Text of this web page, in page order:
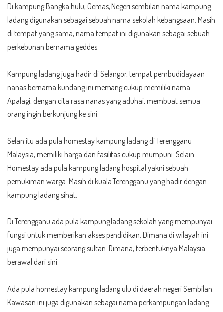
Di kampung Bangka hulu, Gemas, Negeri sembilan nama kampung
ladang digunakan sebagai sebuah nama sekolah kebangsaan. Masih
di tempat yang sama, nama tempat ini digunakan sebagai sebuah
perkebunan bernama geddes.
Kampung ladang juga hadir di Selangor, tempat pembudidayaan
nanas bernama kundang ini memang cukup memiliki nama.
Apalagi, dengan cita rasa nanas yang aduhai, membuat semua
orang ingin berkunjung ke sini.
Selan itu ada pula homestay kampung ladang di Terengganu
Malaysia, memiliki harga dan fasilitas cukup mumpuni. Selain
Homestay ada pula kampung ladang hospital yakni sebuah
pemukiman warga. Masih di kuala Terengganu yang hadir dengan
kampung ladang sihat.
Di Terengganu ada pula kampung ladang sekolah yang mempunyai
fungsi untuk memberikan akses pendidikan. Dimana di wilayah ini
juga mempunyai seorang sultan. Dimana, terbentuknya Malaysia
berawal dari sini.
Ada pula homestay kampung ladang ulu di daerah negeri Sembilan.
Kawasan ini juga digunakan sebagai nama perkampungan ladang